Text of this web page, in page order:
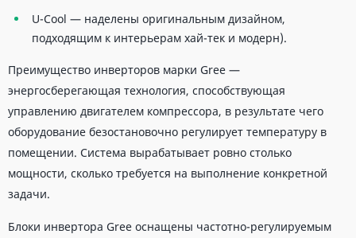
U-Cool — наделены оригинальным дизайном,
подходящим к интерьерам хай-тек и модерн).
Преимущество инверторов марки Gree —
энергосберегающая технология, способствующая
управлению двигателем компрессора, в результате чего
оборудование безостановочно регулирует температуру в
помещении. Система вырабатывает ровно столько
мощности, сколько требуется на выполнение конкретной
задачи.
Блоки инвертора Gree оснащены частотно-регулируемым